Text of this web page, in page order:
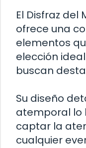
El Disfraz del
ofrece una
elementos
elección
buscan
Su diseño
atemporal lo
captar la
cualquier